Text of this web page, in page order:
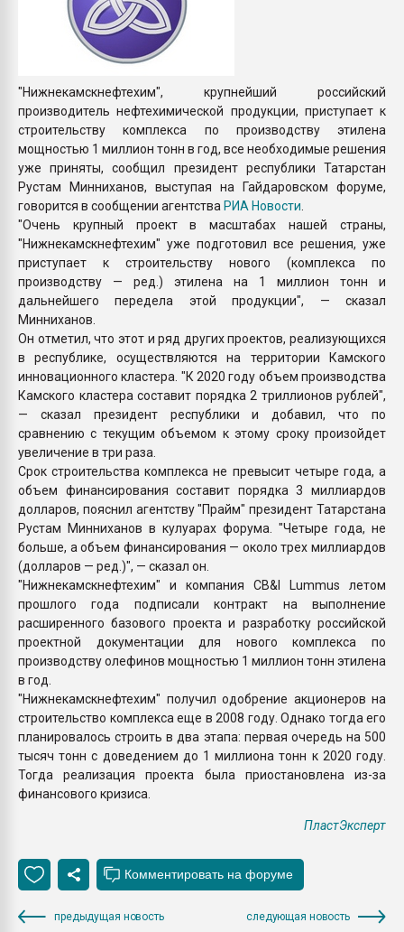
"Нижнекамскнефтехим", крупнейший российский
производитель нефтехимической продукции, приступает к
строительству комплекса по производству этилена
мощностью 1 миллион тонн в год, все необходимые решения
уже приняты, сообщил президент республики Татарстан
Рустам Минниханов, выступая на Гайдаровском форуме,
говорится в сообщении агентства РИА Новости
"Очень крупный проект в масштабах нашей страны,
"Нижнекамскнефтехим" уже подготовил все решения, уже
приступает к строительству нового (комплекса по
производству — ред.) этилена на 1 миллион тонн и
дальнейшего передела этой продукции", — сказал
Минниханов.
Он отметил, что этот и ряд других проектов, реализующихся
в республике, осуществляются на территории Камского
инновационного кластера. "К 2020 году объем производства
Камского кластера составит порядка 2 триллионов рублей",
— сказал президент республики и добавил, что по
сравнению с текущим объемом к этому сроку произойдет
увеличение в три раза.
Срок строительства комплекса не превысит четыре года, а
объем финансирования составит порядка 3 миллиардов
долларов, пояснил агентству "Прайм" президент Татарстана
Рустам Минниханов в кулуарах форума. "Четыре года, не
больше, а объем финансирования — около трех миллиардов
(долларов — ред.)", — сказал он.
"Нижнекамскнефтехим" и компания CB&I Lummus летом
прошлого года подписали контракт на выполнение
расширенного базового проекта и разработку российской
проектной документации для нового комплекса по
производству олефинов мощностью 1 миллион тонн этилена
в год.
"Нижнекамскнефтехим" получил одобрение акционеров на
строительство комплекса еще в 2008 году. Однако тогда его
планировалось строить в два этапа: первая очередь на 500
тысяч тонн с доведением до 1 миллиона тонн к 2020 году.
Тогда реализация проекта была приостановлена из-за
финансового кризиса.
ПластЭксперт
предыдущая новость следующая новость